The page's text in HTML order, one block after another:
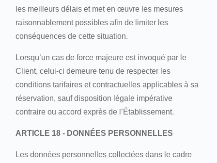
les meilleurs délais et met en œuvre les mesures
raisonnablement possibles afin de limiter les
conséquences de cette situation.
Lorsqu’un cas de force majeure est invoqué par le
Client, celui-ci demeure tenu de respecter les
conditions tarifaires et contractuelles applicables à sa
réservation, sauf disposition légale impérative
contraire ou accord exprès de l’Établissement.
ARTICLE 18 - DONNÉES PERSONNELLES
Les données personnelles collectées dans le cadre